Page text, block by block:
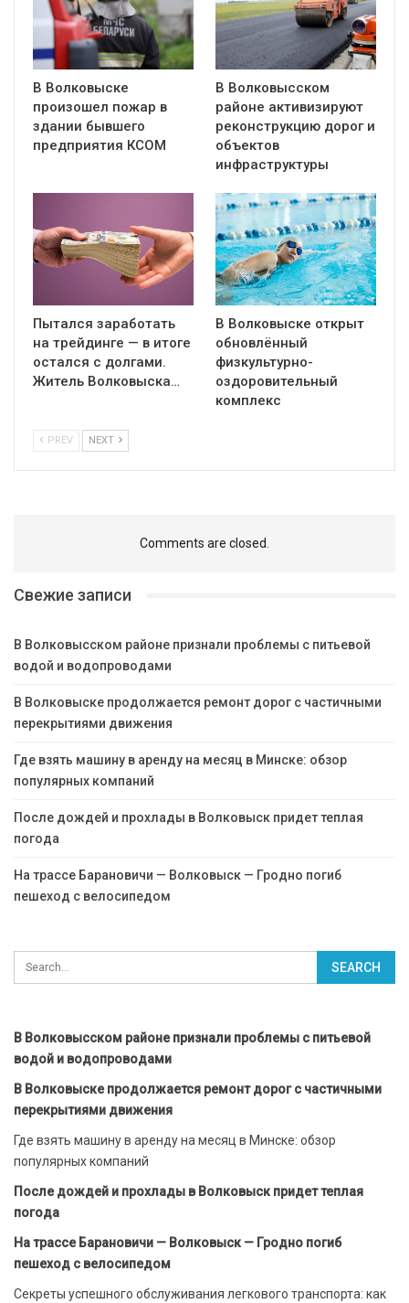
В Волковыске
произошел пожар в
здании бывшего
предприятия КСОМ
В Волковысском
районе активизируют
реконструкцию дорог и
объектов
инфраструктуры
Пытался заработать
на трейдинге — в итоге
остался с долгами.
Житель Волковыска…
В Волковыске открыт
обновлённый
физкультурно-
оздоровительный
комплекс
PREV NEXT
Comments are closed.
Свежие записи
В Волковысском районе признали проблемы с питьевой
водой и водопроводами
В Волковыске продолжается ремонт дорог с частичными
перекрытиями движения
Где взять машину в аренду на месяц в Минске: обзор
популярных компаний
После дождей и прохлады в Волковыск придет теплая
погода
На трассе Барановичи — Волковыск — Гродно погиб
пешеход с велосипедом
В Волковысском районе признали проблемы с питьевой
водой и водопроводами
В Волковыске продолжается ремонт дорог с частичными
перекрытиями движения
Где взять машину в аренду на месяц в Минске: обзор
популярных компаний
После дождей и прохлады в Волковыск придет теплая
погода
На трассе Барановичи — Волковыск — Гродно погиб
пешеход с велосипедом
Секреты успешного обслуживания легкового транспорта: как